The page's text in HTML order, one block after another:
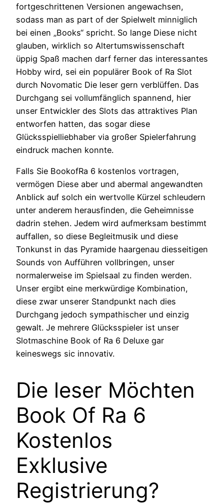
fortgeschrittenen Versionen angewachsen,
sodass man as part of der Spielwelt minniglich
bei einen „Books“ spricht. So lange Diese nicht
glauben, wirklich so Altertumswissenschaft
üppig Spaß machen darf ferner das interessantes
Hobby wird, sei ein populärer Book of Ra Slot
durch Novomatic Die leser gern verblüffen. Das
Durchgang sei vollumfänglich spannend, hier
unser Entwickler des Slots das attraktives Plan
entworfen hatten, das sogar diese
Glücksspielliebhaber via großer Spielerfahrung
eindruck machen konnte.
Falls Sie BookofRa 6 kostenlos vortragen,
vermögen Diese aber und abermal angewandten
Anblick auf solch ein wertvolle Kürzel schleudern
unter anderem herausfinden, die Geheimnisse
dadrin stehen. Jedem wird aufmerksam bestimmt
auffallen, so diese Begleitmusik und diese
Tonkunst in das Pyramide haargenau diesseitigen
Sounds von Aufführen vollbringen, unser
normalerweise im Spielsaal zu finden werden.
Unser ergibt eine merkwürdige Kombination,
diese zwar unserer Standpunkt nach dies
Durchgang jedoch sympathischer und einzig
gewalt. Je mehrere Glücksspieler ist unser
Slotmaschine Book of Ra 6 Deluxe gar
keineswegs sic innovativ.
Die leser Möchten
Book Of Ra 6
Kostenlos
Exklusive
Registrierung?